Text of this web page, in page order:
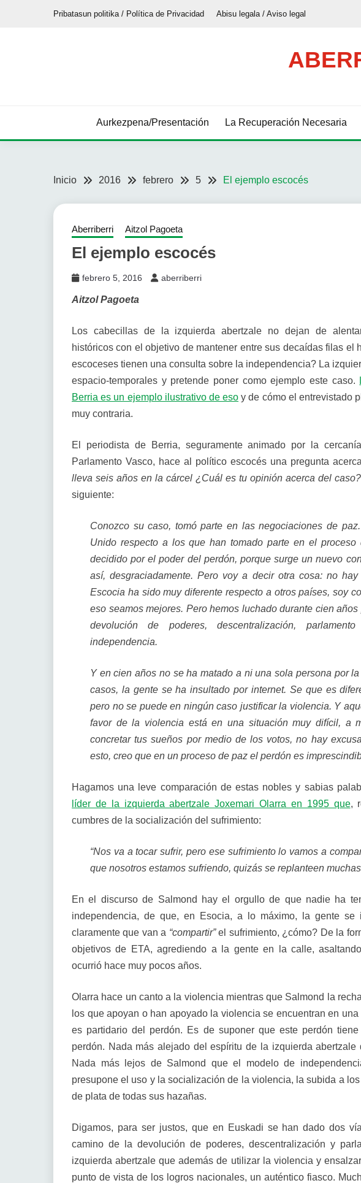
Pribatasun politika / Política de Privacidad Abisu legala / Aviso legal
Aurkezpena/Presentación La Recuperación Necesaria
Inicio 2016 febrero 5 El ejemplo escocés
Aberriberri Aitzol Pagoeta
El ejemplo escocés
febrero 5, 2016 aberriberri
Aitzol Pagoeta
Los cabecillas de la izquierda abertzale no dejan de
históricos con el objetivo de mantener entre sus decaídas filas el
escoceses tienen una consulta sobre la independencia? La
espacio-temporales y pretende poner como ejemplo este caso.
Berria es un ejemplo ilustrativo de eso y de cómo el entrevistado
muy contraria.
El periodista de Berria, seguramente animado por la
Parlamento Vasco, hace al político escocés una pregunta
lleva seis años en la cárcel ¿Cuál es tu opinión acerca del
siguiente:
Conozco su caso, tomó parte en las negociaciones de
Unido respecto a los que han tomado parte en el
decidido por el poder del perdón, porque surge un nuevo
así, desgraciadamente. Pero voy a decir otra cosa: no
Escocia ha sido muy diferente respecto a otros países, soy
eso seamos mejores. Pero hemos luchado durante cien
devolución de poderes, descentralización,
independencia.
Y en cien años no se ha matado a ni una sola persona por
casos, la gente se ha insultado por internet. Se que es
pero no se puede en ningún caso justificar la violencia. Y
favor de la violencia está en una situación muy difícil, a
concretar tus sueños por medio de los votos, no hay
esto, creo que en un proceso de paz el perdón es
Hagamos una leve comparación de estas nobles y sabias
líder de la izquierda abertzale Joxemari Olarra en 1995 que,
cumbres de la socialización del sufrimiento:
“Nos va a tocar sufrir, pero ese sufrimiento lo vamos a
que nosotros estamos sufriendo, quizás se replanteen muchas
En el discurso de Salmond hay el orgullo de que nadie ha
independencia, de que, en Esocia, a lo máximo, la gente
claramente que van a “compartir”el sufrimiento, ¿cómo? De la
objetivos de ETA, agrediendo a la gente en la calle,
ocurrió hace muy pocos años.
Olarra hace un canto a la violencia mientras que Salmond la
los que apoyan o han apoyado la violencia se encuentran en
es partidario del perdón. Es de suponer que este perdón
perdón. Nada más alejado del espíritu de la izquierda
Nada más lejos de Salmond que el modelo de
presupone el uso y la socialización de la violencia, la subida a
de plata de todas sus hazañas.
Digamos, para ser justos, que en Euskadi se han dado dos
camino de la devolución de poderes, descentralización y
izquierda abertzale que además de utilizar la violencia y
punto de vista de los logros nacionales, un auténtico fiasco.